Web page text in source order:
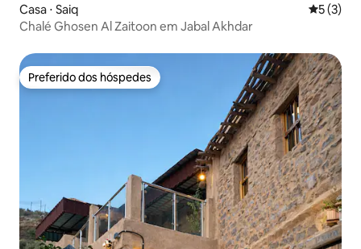
Casa ⋅ Saiq 5 de
5 (3)
Chalé Ghosen Al Zaitoon em Jabal Akhdar
Preferido dos hóspedes
Preferido dos hóspedes